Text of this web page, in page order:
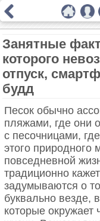
Занятные
которого
отпуск,
будд
Песок обычно
пляжами, где они
с песочницами,
этого природного
повседневной
традиционно
задумываются о
буквально везде,
которые окружает